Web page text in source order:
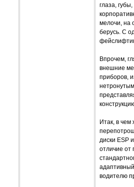
глаза,
мелочи, на
берусь. С
Впрочем,
внешние
приборов,
Итак, в чем
диски ESP
отличие от
водителю